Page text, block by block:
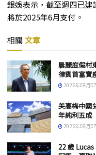
銀娛表示，截至週四已建
將於2025年6月支付。
相關 文章
晨麗度假村
律賓首富寶
2026年08月
美高梅中國
年純利五成
2026年08月
22 歲